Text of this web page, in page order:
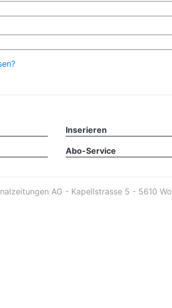
Inserieren
Abo-Service
AG - Kapellstrasse 5 - 5610